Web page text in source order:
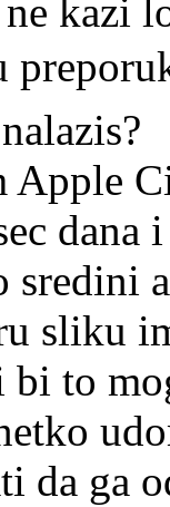
kazi
Apple
dana
sredini
sliku
to
da ga